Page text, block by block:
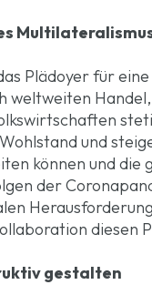
Plädoyer für
weltweiten
und
können und
der
diesen
gestalten